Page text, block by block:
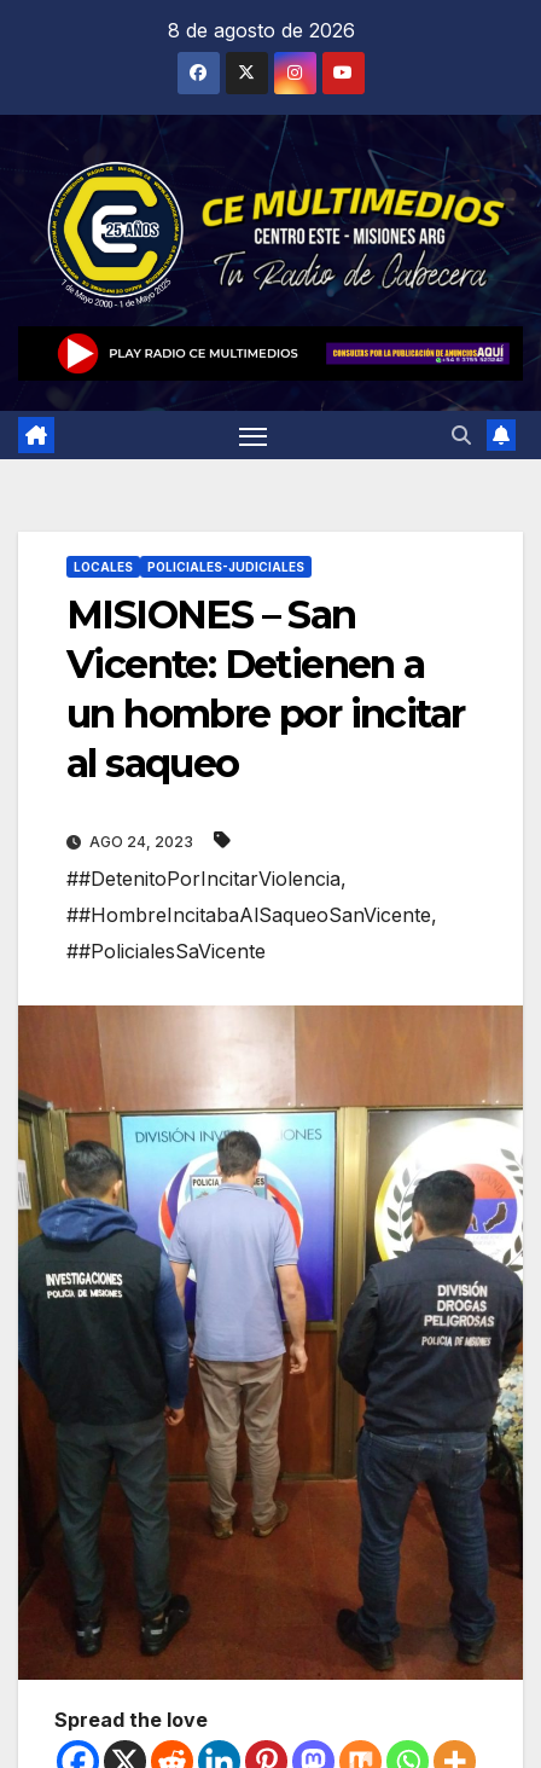
8 de agosto de 2026
LOCALES POLICIALES-JUDICIALES
MISIONES – San
Vicente: Detienen a
un hombre por incitar
al saqueo
AGO 24, 2023
##DetenitoPorIncitarViolencia,
##HombreIncitabaAlSaqueoSanVicente,
##PolicialesSaVicente
Spread the love